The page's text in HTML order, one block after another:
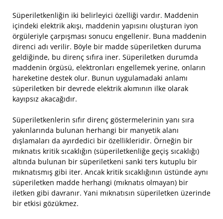
Süperiletkenliğin iki belirleyici özelliği vardır. Maddenin
içindeki elektrik akışı, maddenin yapısını oluşturan iyon
örgüleriyle çarpışması sonucu engellenir. Buna maddenin
direnci adı verilir. Böyle bir madde süperiletken duruma
geldiğinde, bu direnç sıfıra iner. Süperiletken durumda
maddenin örgüsü, elektronları engellemek yerine, onların
hareketine destek olur. Bunun uygulamadaki anlamı
süperiletken bir devrede elektrik akımının ilke olarak
kayıpsız akacağıdır.
Süperiletkenlerin sıfır direnç göstermelerinin yanı sıra
yakınlarında bulunan herhangi bir manyetik alanı
dışlamaları da ayırdedici bir özellikleridir. Örneğin bir
mıknatıs kritik sıcaklığın (süperiletkenliğe geçiş sıcaklığı)
altında bulunan bir süperiletkeni sanki ters kutuplu bir
mıknatısmış gibi iter. Ancak kritik sıcaklığının üstünde aynı
süperiletken madde herhangi (mıknatıs olmayan) bir
iletken gibi davranır. Yani mıknatısın süperiletken üzerinde
bir etkisi gözükmez.